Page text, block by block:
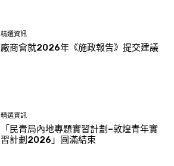
精選資訊
廠商會就2026年《施政報告》提交建議
精選資訊
「民青局內地專題實習計劃–敦煌青年實
習計劃2026」圓滿結束